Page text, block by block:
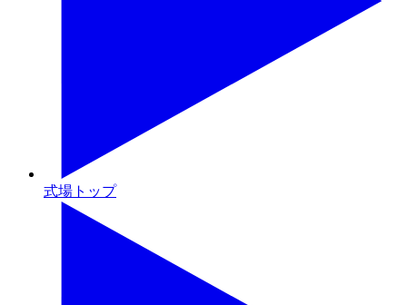
式場トップ